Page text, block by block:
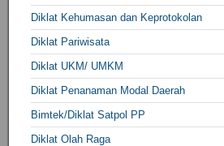
Diklat Kehumasan dan Keprotokolan
Diklat Pariwisata
Diklat UKM/ UMKM
Diklat Penanaman Modal Daerah
Bimtek/Diklat Satpol PP
Diklat Olah Raga